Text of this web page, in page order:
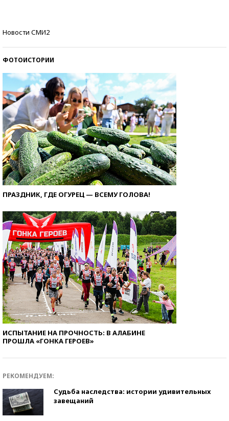
Новости СМИ2
ФОТОИСТОРИИ
ПРАЗДНИК, ГДЕ ОГУРЕЦ — ВСЕМУ ГОЛОВА!
ИСПЫТАНИЕ НА ПРОЧНОСТЬ: В АЛАБИНЕ
ПРОШЛА «ГОНКА ГЕРОЕВ»
РЕКОМЕНДУЕМ:
Судьба наследства: истории удивительных
завещаний